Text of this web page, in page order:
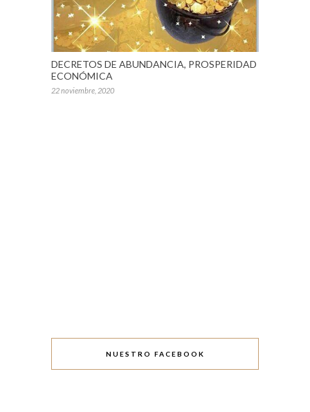
DECRETOS DE ABUNDANCIA, PROSPERIDAD
ECONÓMICA
22 noviembre, 2020
NUESTRO FACEBOOK